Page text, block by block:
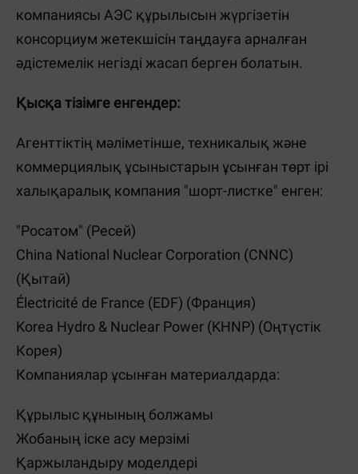
компаниясы АЭС құрылысын жүргізетін
консорциум жетекшісін таңдауға арналған
әдістемелік негізді жасап берген болатын.
Қысқа тізімге енгендер:
Агенттіктің мәліметінше, техникалық және
коммерциялық ұсыныстарын ұсынған төрт ірі
халықаралық компания "шорт-листке" енген:
"Росатом" (Ресей)
China National Nuclear Corporation (CNNC)
(Қытай)
Électricité de France (EDF) (Франция)
Korea Hydro & Nuclear Power (KHNP) (Оңтүстік
Корея)
Компаниялар ұсынған материалдарда:
Құрылыс құнының болжамы
Жобаның іске асу мерзімі
Қаржыландыру моделдері